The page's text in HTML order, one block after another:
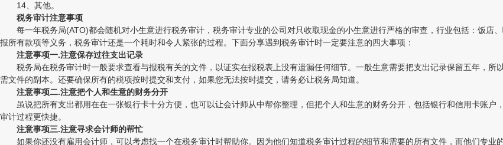
14、其他。
税务审计注意事项
每一年税务局(ATO)都会随机对小生意进行税务审计，税务审计专业的公司对只收取现金的小生意进行严格的审查，行业包括：饭店
报所有款项等义务，税务审计还是一个耗时和令人紧张的过程。下面分享遇到税务审计时一定要注意的四大事项：
注意事项一.注意保存过往支出记录
税务局在税务审计时一般要求查看与报税有关的文件，以证实在报税表上没有遗漏任何细节。一般生意需要把支出记录保留五年，所
需文件的副本。还要确保所有的税项按时提交和支付，如果您无法按时提交，请务必让税务局知道。
注意事项二.注意把个人和生意的财务分开
虽说把所有支出都用在在一张银行卡十分方便，也可以让会计师从中帮你整理，但把个人和生意的财务分开，包括银行和信用卡账户
审计过程更快捷。
注意事项三.注意寻求会计师的帮忙
如果你还没有雇用会计师，可以考虑找一个在税务审计时帮助你。因为他们知道税务审计过程的细节和需要的所有文件，而他们专业